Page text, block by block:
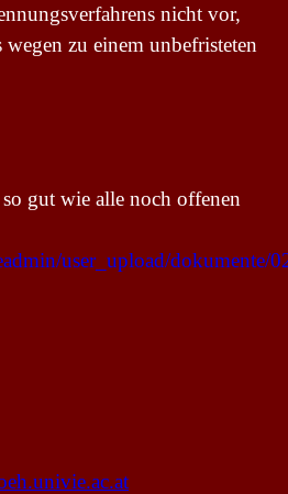
nicht vor,
zu einem unbefristeten
gut wie alle noch offenen
user_upload/dokumente/